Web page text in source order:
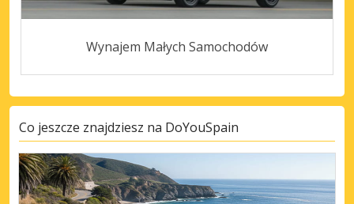
Wynajem Małych Samochodów
Co jeszcze znajdziesz na DoYouSpain